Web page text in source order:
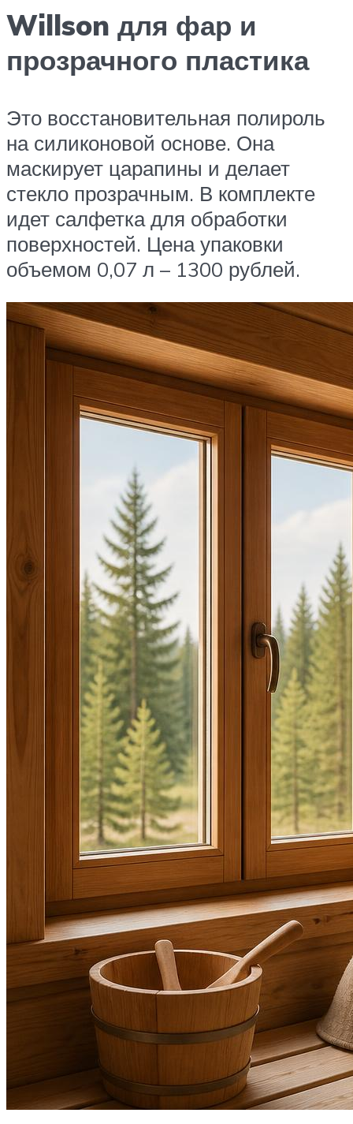
Willson для фар и
прозрачного пластика
Это восстановительная полироль
на силиконовой основе. Она
маскирует царапины и делает
стекло прозрачным. В комплекте
идет салфетка для обработки
поверхностей. Цена упаковки
объемом 0,07 л – 1300 рублей.